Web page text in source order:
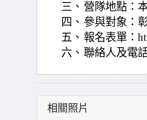
三、 營隊地點：
四、 參與對象：
五、 報名表單：
六、 聯絡人及電
相關照片